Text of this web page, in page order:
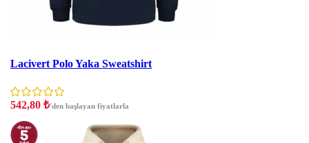
Lacivert Polo Yaka Sweatshirt
542,80 ₺'den başlayan fiyatlarla